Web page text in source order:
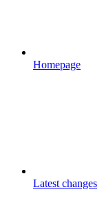
Homepage
Latest changes